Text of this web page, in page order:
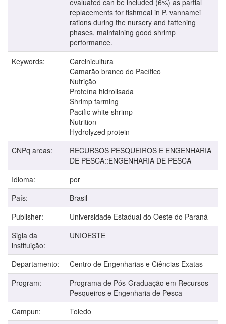
replacements for fishmeal in P. vannamei
rations during the nursery and fattening
phases, maintaining good shrimp
performance.
Keywords:
Carcinicultura
Camarão branco do Pacífico
Nutrição
Proteína hidrolisada
Shrimp farming
Pacific white shrimp
Nutrition
Hydrolyzed protein
CNPq areas:
RECURSOS PESQUEIROS E ENGENHARIA
DE PESCA::ENGENHARIA DE PESCA
Idioma:
por
País:
Brasil
Publisher:
Universidade Estadual do Oeste do Paraná
Sigla da
instituição:
UNIOESTE
Departamento:
Centro de Engenharias e Ciências Exatas
Program:
Programa de Pós-Graduação em Recursos
Pesqueiros e Engenharia de Pesca
Campun:
Toledo